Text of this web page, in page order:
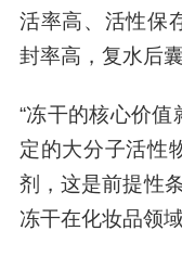
活率高、活性
封率高，复水后
“冻干的核心价
定的大分子活性
剂，这是前提性
冻干在化妆品领